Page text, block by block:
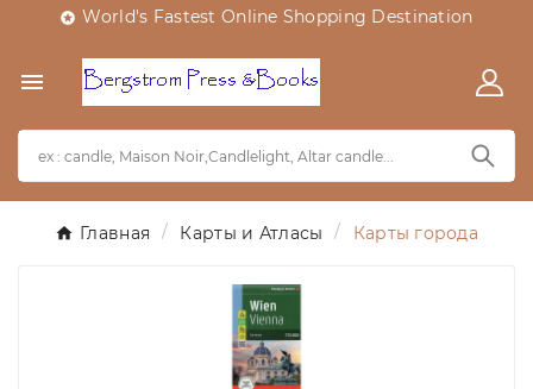
 World's Fastest Online Shopping Destination

Главная Карты и Атласы Карты города